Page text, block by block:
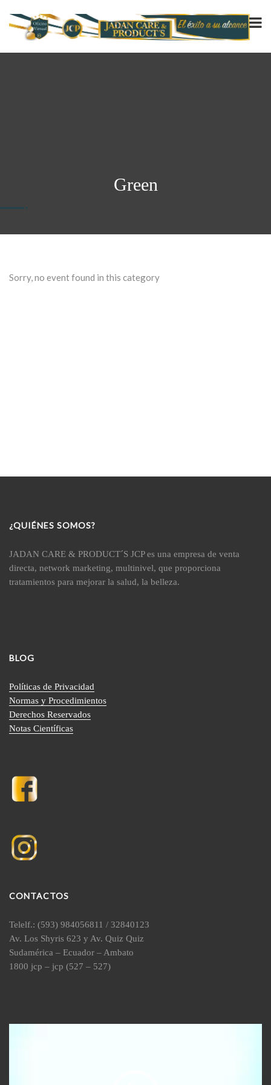
Green
Sorry, no event found in this category
¿QUIÉNES SOMOS?
JADAN CARE & PRODUCT´S JCP es una empresa de venta
directa, network marketing, multinivel, que proporciona
tratamientos para mejorar la salud, la belleza.
BLOG
Políticas de Privacidad
Normas y Procedimientos
Derechos Reservados
Notas Científicas
CONTACTOS
Telelf.: (593) 984056811 / 32840123
Av. Los Shyris 623 y Av. Quiz Quiz
Sudamérica – Ecuador – Ambato
1800 jcp – jcp (527 – 527)